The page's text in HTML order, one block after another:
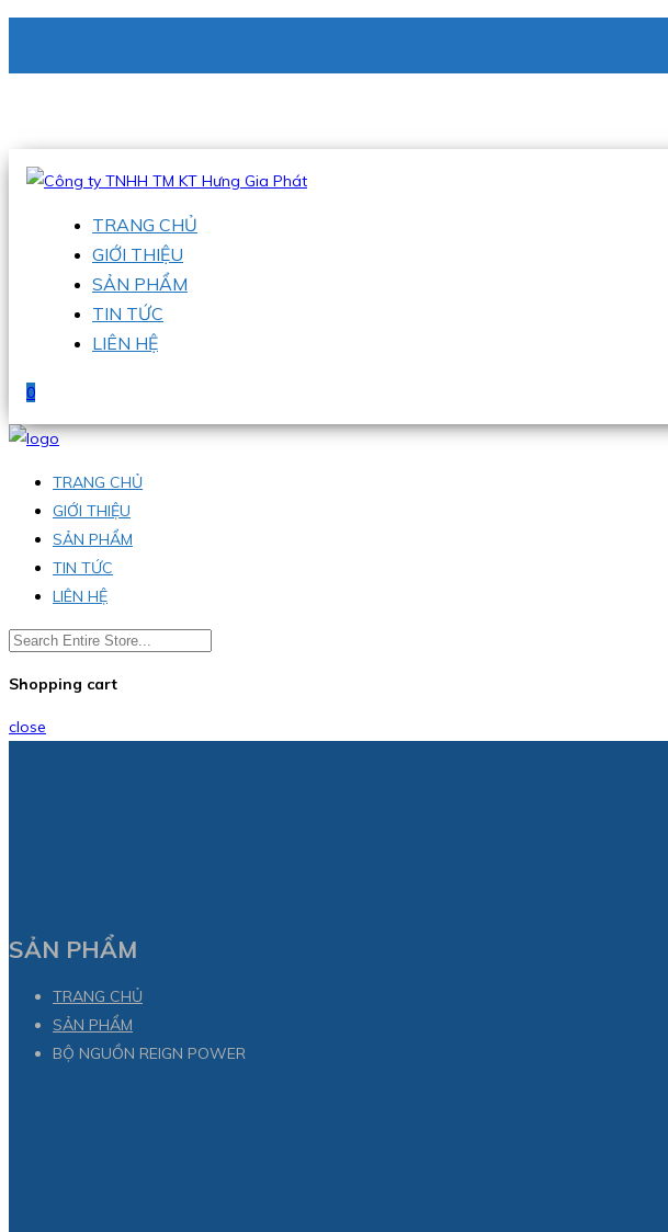
Hotline:0938 336 079
TRANG CHỦ
GIỚI THIỆU
SẢN PHẨM
TIN TỨC
LIÊN HỆ
0
TRANG CHỦ
GIỚI THIỆU
SẢN PHẨM
TIN TỨC
LIÊN HỆ
Shopping cart
close
SẢN PHẨM
TRANG CHỦ
SẢN PHẨM
BỘ NGUỒN REIGN POWER